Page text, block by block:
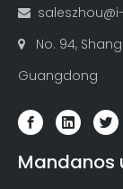


No. 94,
Guangdong
Mandanos